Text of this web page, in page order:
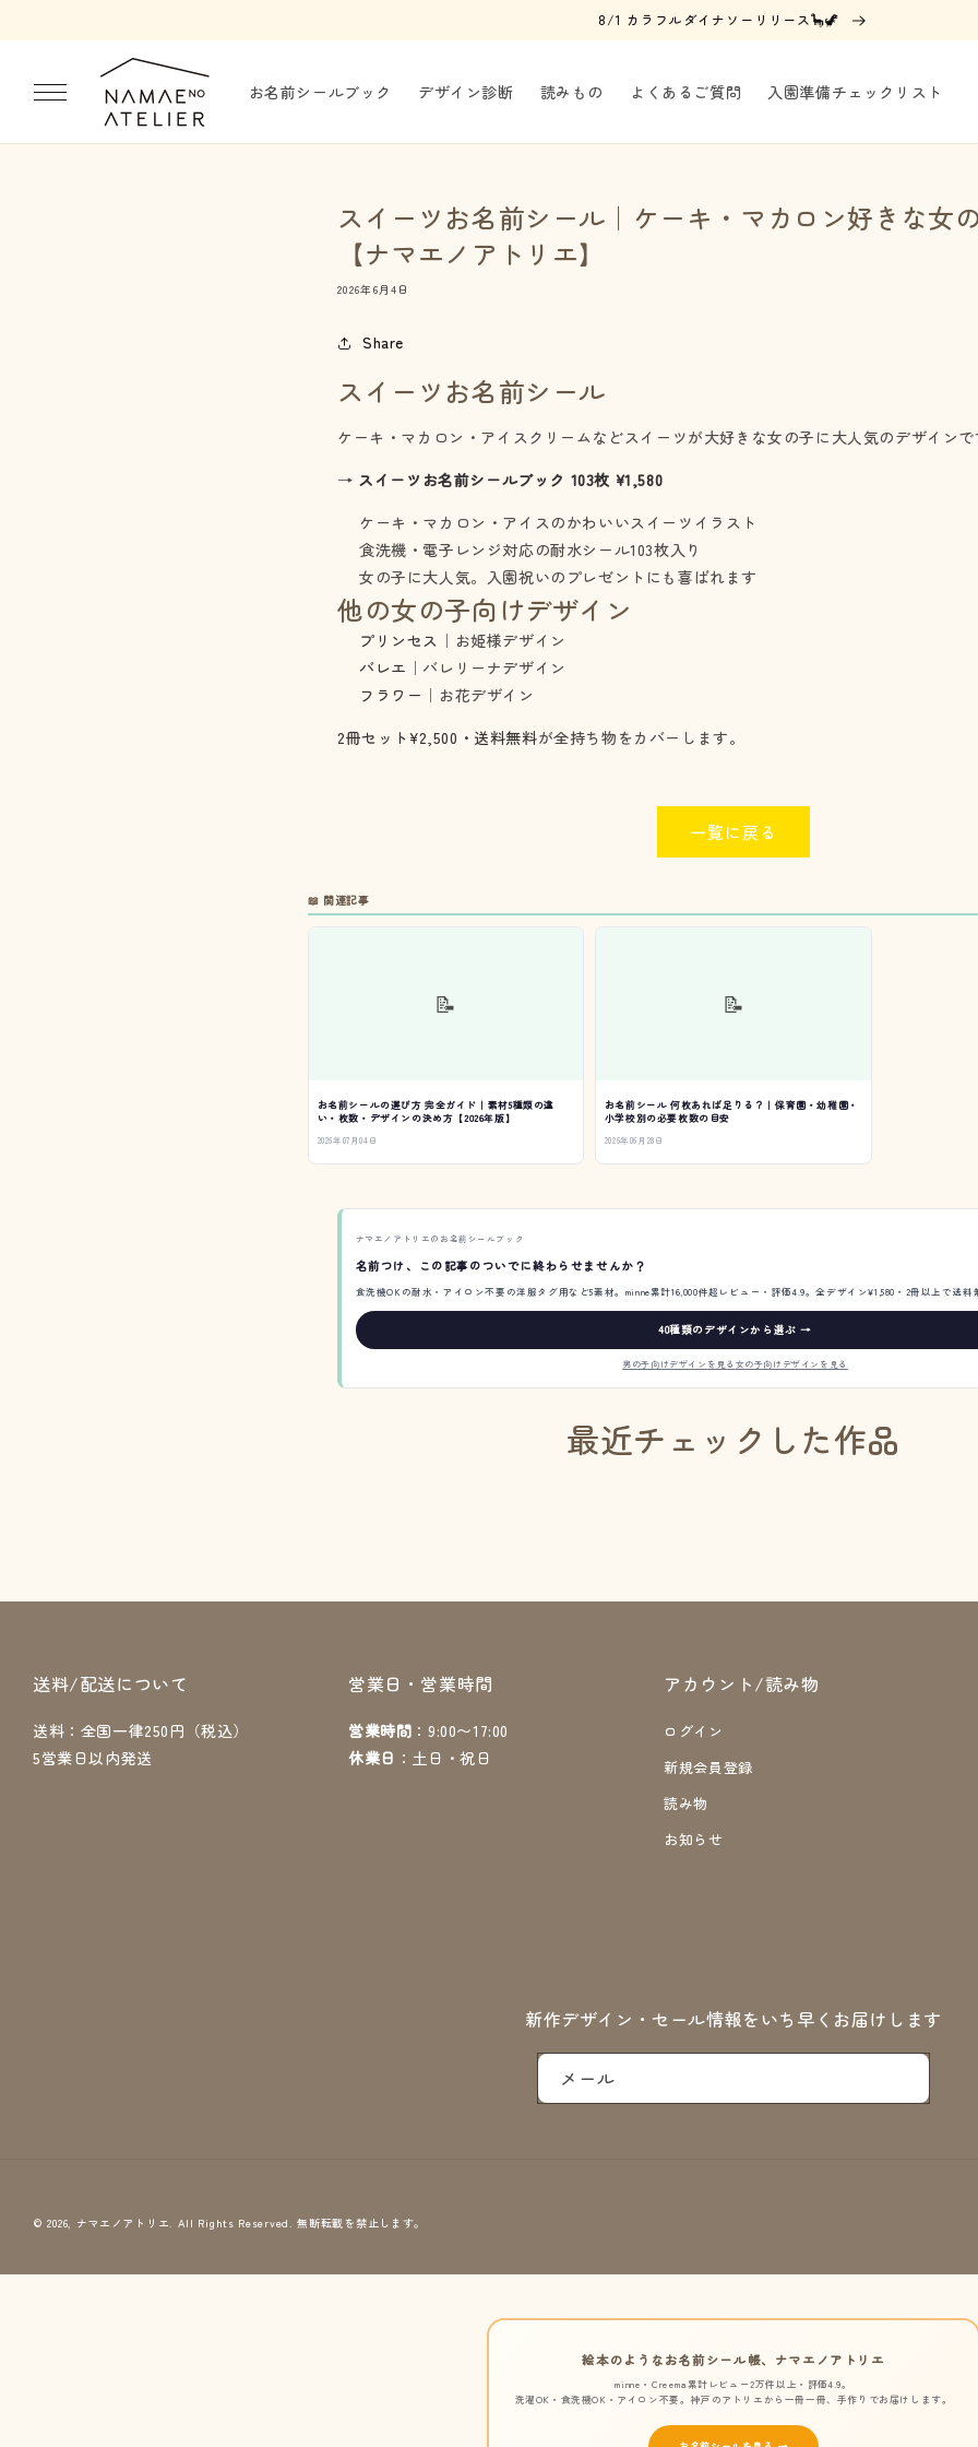
8/1 カラフルダイナソーリリース🦕🦖
お名前シールブック デザイン診断 読みもの よくあるご質問 入園準備チェックリスト
スイーツお名前シール｜ケーキ・マカロン好きな女
【ナマエノアトリエ】
2026年6月4日
Share
スイーツお名前シール
ケーキ・マカロン・アイスクリームなどスイーツが大好きな女の子に大人気のデザイン
→ スイーツお名前シールブック 103枚 ¥1,580
ケーキ・マカロン・アイスのかわいいスイーツイラスト
食洗機・電子レンジ対応の耐水シール103枚入り
女の子に大人気。入園祝いのプレゼントにも喜ばれます
他の女の子向けデザイン
プリンセス ｜お姫様デザイン
バレエ ｜バレリーナデザイン
フラワー ｜お花デザイン
2冊セット¥2,500・送料無料が全持ち物をカバーします。
一覧に戻る
📖 関連記事
📝
お名前シールの選び方 完全ガイド｜素材5種類の違
い・枚数・デザインの決め方【2026年版】
2026年07月04日
📝
お名前シール 何枚あれば足りる？｜保育園・幼稚園・
小学校別の必要枚数の目安
2026年06月28日
ナマエノアトリエのお名前シールブック
名前つけ、この記事のついでに終わらせませんか？
食洗機OKの耐水・アイロン不要の洋服タグ用など5素材。minne累計16,000件超レビュー・評価4.9。全デザイン¥1,580・2冊以上で送料
40種類のデザインから選ぶ →
男の子向けデザインを見る 女の子向けデザインを見る
最近チェックした作品
送料/配送について
送料：全国一律250円（税込）
5営業日以内発送
営業日・営業時間
営業時間 ：9:00〜17:00
休業日 ：土日・祝日
アカウント/読み物
ログイン
新規会員登録
読み物
お知らせ
新作デザイン・セール情報をいち早くお届けします
メール
© 2026, ナマエノアトリエ. All Rights Reserved. 無断転載を禁止します。
絵本のようなお名前シール帳、ナマエノアトリエ
minne・Creema累計レビュー2万件以上・評価4.9。
洗濯OK・食洗機OK・アイロン不要。神戸のアトリエから一冊一冊、手作りでお届けします。